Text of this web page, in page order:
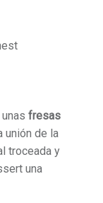
fresas
unión de la
troceada y
una